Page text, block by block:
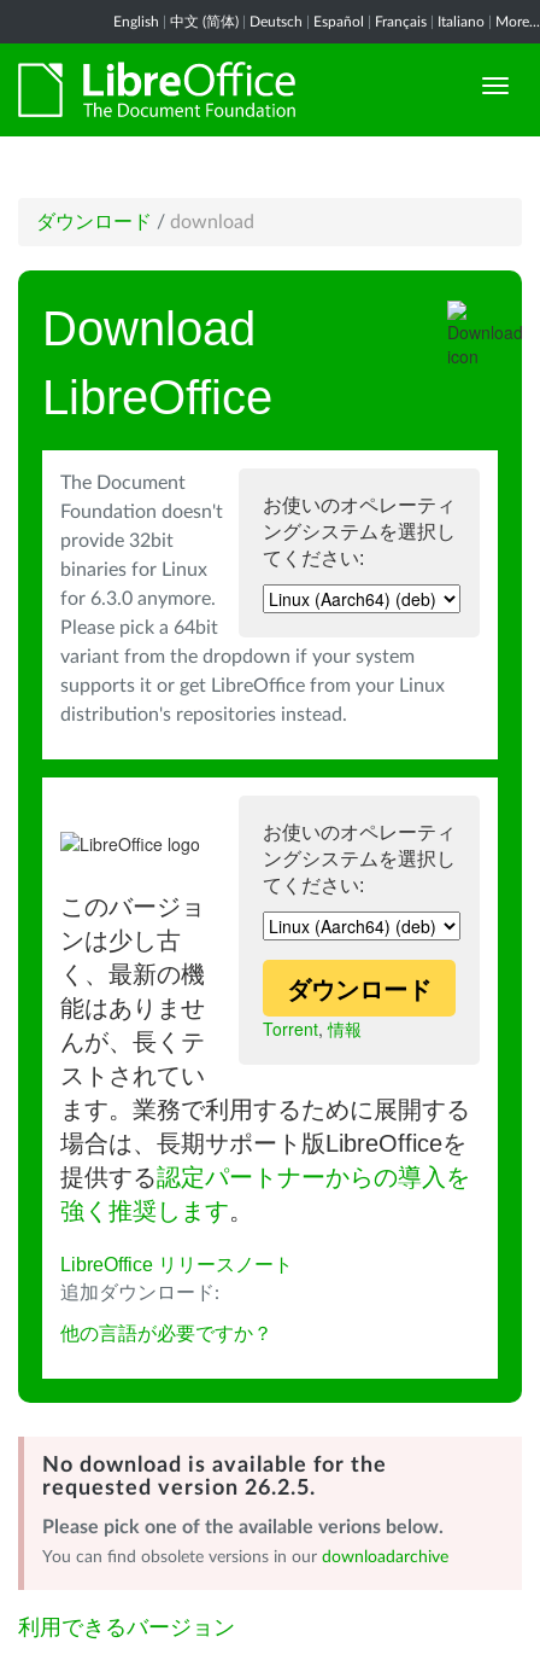
English 中文 (简体) Deutsch Español Français Italiano More...
ダウンロード / download
Download
LibreOffice
お使いのオペレーティ
ングシステムを選択し
てください:
The Document
Foundation doesn't
provide 32bit
binaries for Linux
for 6.3.0 anymore.
Please pick a 64bit
variant from the dropdown if your system
supports it or get LibreOffice from your Linux
distribution's repositories instead.
お使いのオペレーティ
ングシステムを選択し
てください:
ダウンロード
Torrent,情報
このバージョ
ンは少し古
く、最新の機
能はありませ
んが、長くテ
ストされてい
ます。業務で利用するために展開する
場合は、長期サポート版LibreOfficeを
提供する認定パートナーからの導入を
強く推奨します。
LibreOffice リリースノート
追加ダウンロード:
他の言語が必要ですか？
No download is available for the
requested version 26.2.5.
Please pick one of the available verions below.
You can find obsolete versions in our downloadarchive
利用できるバージョン